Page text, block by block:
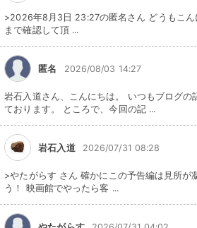
>2026年8月3日 23:27の匿名さん どうもこん
まで確認して頂 ...
匿名 2026/08/03 14:27
岩石入道さん、こんにちは。 いつもブログの
ております。 ところで、今回の記 ...
岩石入道 2026/07/31 08:28
>やたがらす さん 確かにこの予告編は見所が
う！ 映画館でやったら客 ...